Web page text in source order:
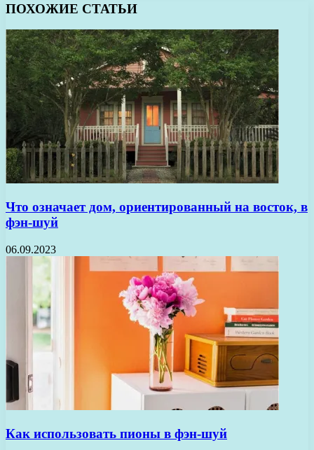
ПОХОЖИЕ СТАТЬИ
Что означает дом, ориентированный на восток, в
фэн-шуй
06.09.2023
Как использовать пионы в фэн-шуй